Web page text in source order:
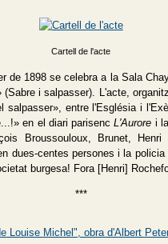
Cartell de l'acte
de 1898 se celebra a la Sala
i salpasser). L'acte,
salpasser», entre l'Església i
en el diari parisencL'Aurore i
Broussouloux, Brunet,
dues-centes persones i la
burgesa! Fora [Henri]
***